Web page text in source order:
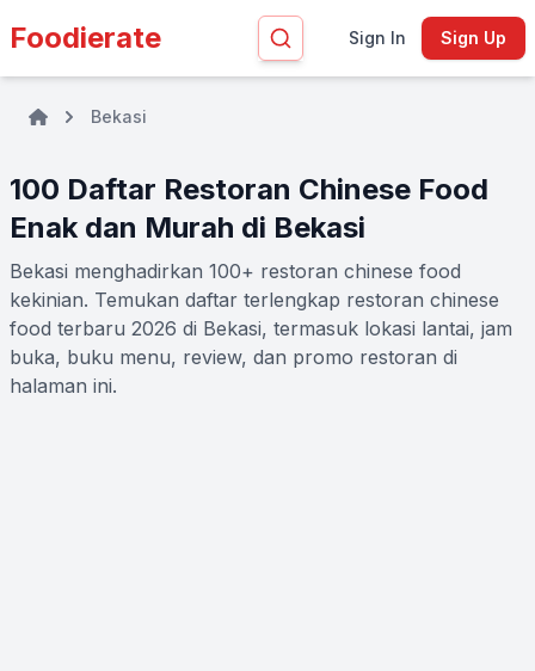
Foodierate Sign In Sign Up
Bekasi
100 Daftar Restoran Chinese Food
Enak dan Murah di Bekasi
Bekasi menghadirkan 100+ restoran chinese food
kekinian. Temukan daftar terlengkap restoran chinese
food terbaru 2026 di Bekasi, termasuk lokasi lantai, jam
buka, buku menu, review, dan promo restoran di
halaman ini.